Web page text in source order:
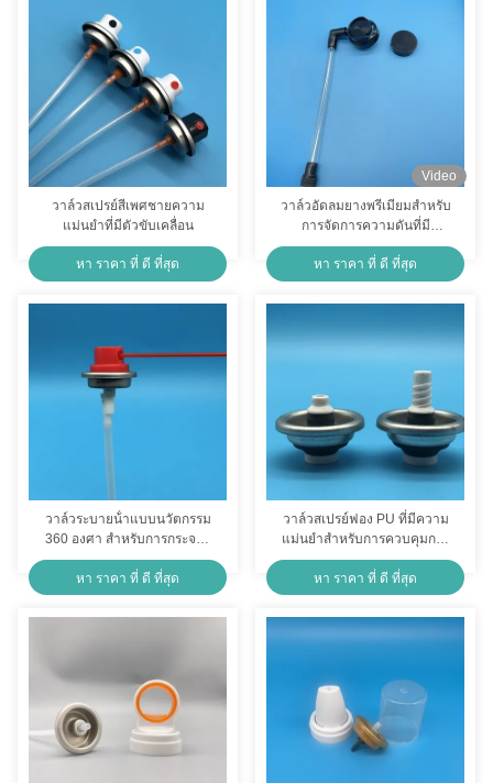
วาล์วสเปรย์สีเพศชายความ
แม่นยําที่มีตัวขับเคลื่อน
หา ราคา ที่ ดี ที่สุด
Video
วาล์วอัดลมยางพรีเมียมสําหรับ
การจัดการความดันที่มี
ประสิทธิภาพ
หา ราคา ที่ ดี ที่สุด
วาล์วระบายน้ําแบบนวัตกรรม
360 องศา สําหรับการกระจาย
แบบเรียบร้อย / วาล์วฉีดระบาย
น้ํา 360 องศา
หา ราคา ที่ ดี ที่สุด
วาล์วสเปรย์ฟอง PU ที่มีความ
แม่นยําสําหรับการควบคุมการ
แยกและการปิด
หา ราคา ที่ ดี ที่สุด